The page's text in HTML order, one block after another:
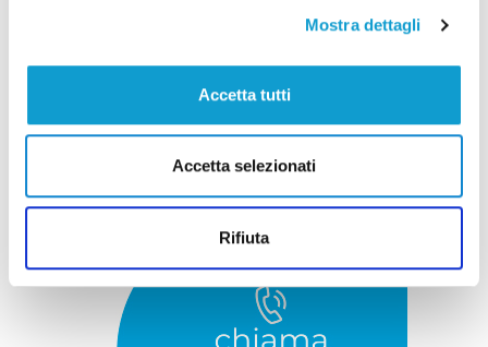
Mostra dettagli
Accetta tutti
Accetta selezionati
Rifiuta